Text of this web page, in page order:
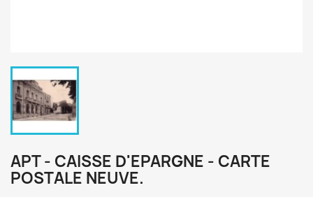
APT - CAISSE D'EPARGNE - CARTE
POSTALE NEUVE.